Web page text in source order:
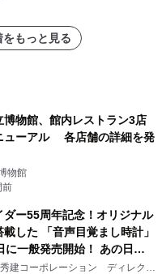
もっと見る
博物館、館内レストラン3店
ューアル 各店舗の詳細を発
物館
前
ダー55周年記念！オリジナル
した 「音声目覚まし時計」
に一般発売開始！ あの日の
今甦る
建コーポレーション ディレクト